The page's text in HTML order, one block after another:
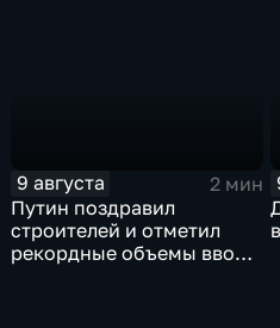
9 августа
2 мин
Путин поздравил
строителей и отметил
рекордные объемы ввода